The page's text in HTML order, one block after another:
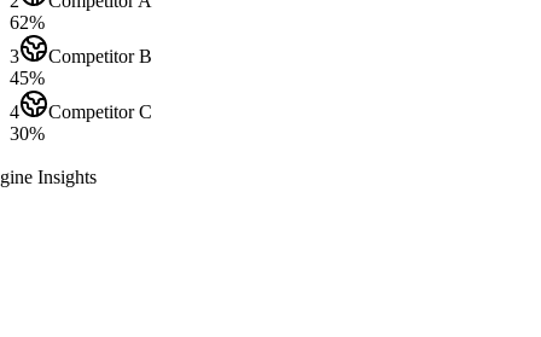
62%
3
Competitor B
45%
4
Competitor C
30%
Insights